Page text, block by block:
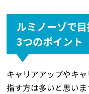
ルミノーゾで
3つのポイント
キャリアアップやキ
指す方は多いと思いま